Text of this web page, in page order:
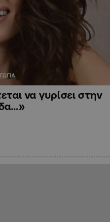
να γυρίσει στην